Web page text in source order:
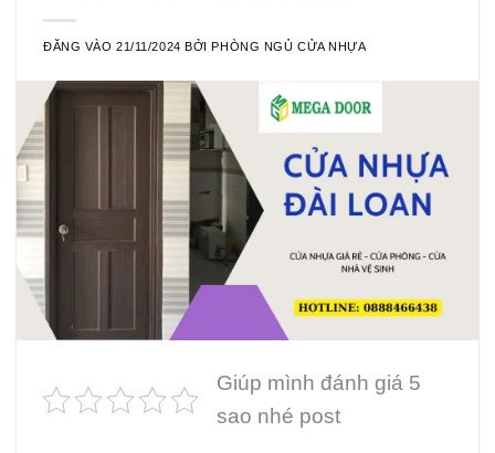
ĐĂNG VÀO21/11/2024 BỞIPHÒNG NGỦ CỬA NHỰA
Giúp mình đánh giá 5
sao nhé post